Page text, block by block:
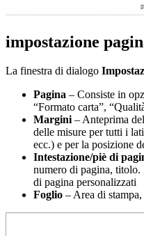
impostazione
La finestra di dialogo
Pagina – Consiste in
“Formato carta”,
Margini– Anteprima
delle misure per tutti i
ecc.) e per la posizione
Intestazione/piè di
numero di pagina, titolo.
di pagina personalizzati
Foglio – Area di